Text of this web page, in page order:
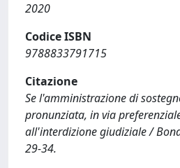
2020
Codice ISBN
9788833791715
Citazione
Se l'amministrazione di
pronunziata, in via
all'interdizione giudiziale /
29-34.